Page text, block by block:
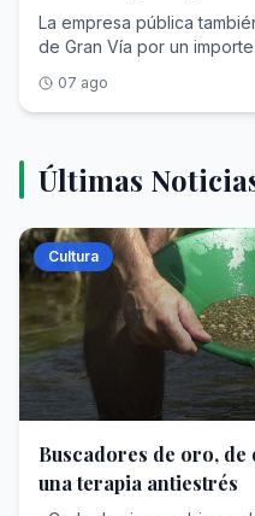
lo que pagó
La empresa pública
de Gran Vía por un
07 ago
Últimas
Cultura
Buscadores de oro, de
una terapia antiestrés